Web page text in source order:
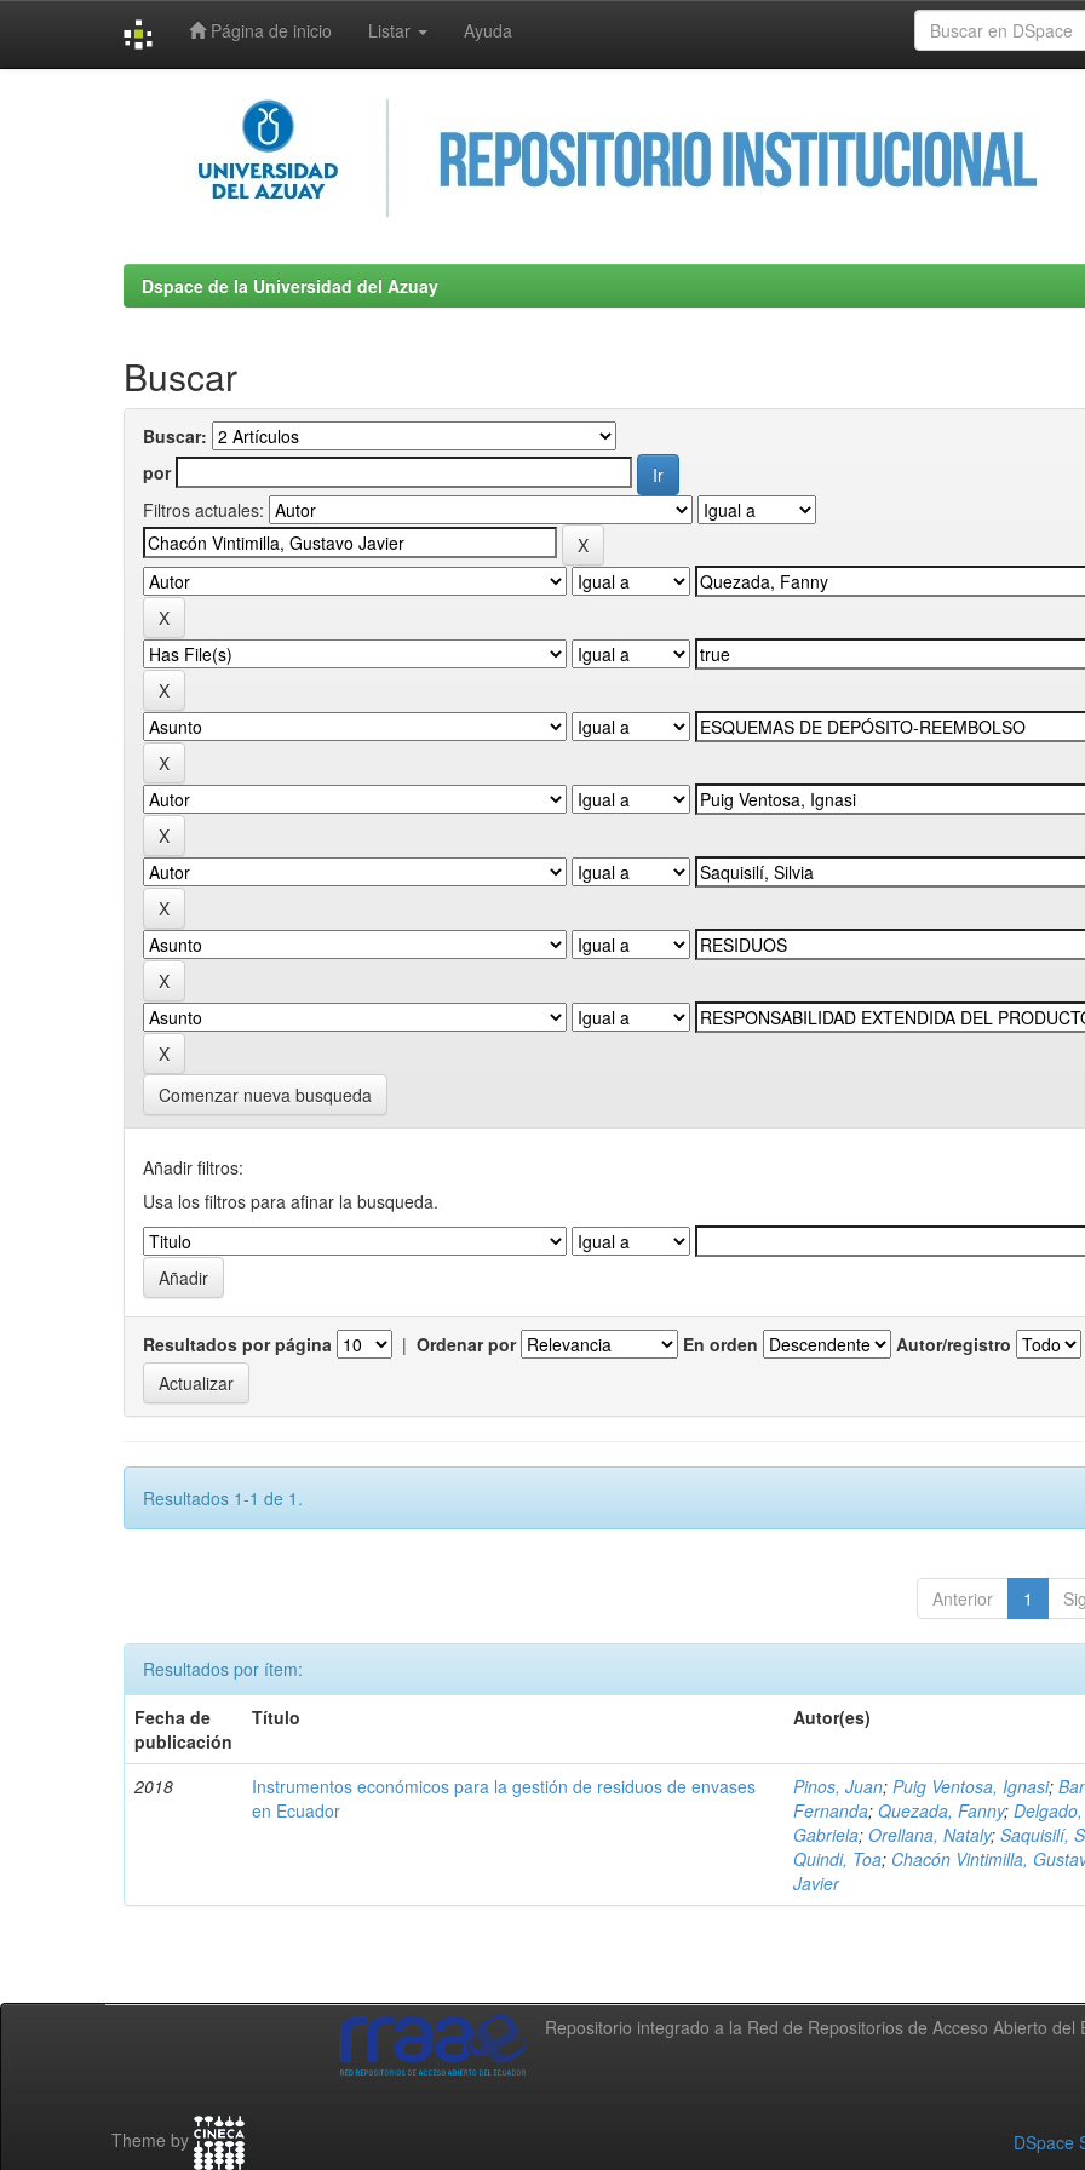
Página de inicio Listar Ayuda
Dspace de la Universidad del Azuay
Buscar
Buscar:
por
Filtros actuales:
Comenzar nueva busqueda
Añadir filtros:
Usa los filtros para afinar la busqueda.
Resultados por página | Ordenar por En orden Autor/registro
Resultados 1-1 de 1.
Anterior 1
Resultados por ítem:
Fecha de
publicación
Título Autor(es)
2018
Instrumentos económicos para la gestión de residuos de envases
en Ecuador
Pinos, Juan;Puig Ventosa, Ignasi;
Fernanda;Quezada, Fanny;Delgado,
Gabriela;Orellana, Nataly;Saquisilí,
Quindi, Toa; Chacón Vintimilla,
Javier
Repositorio integrado a la Red de Repositorios de Acceso Abierto del
Theme by DSpace